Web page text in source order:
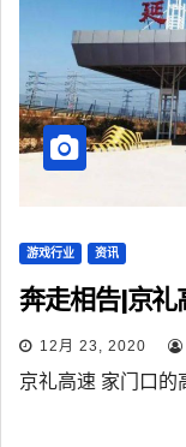
游戏行业 资讯
奔走相告|京礼
12月 23, 2020
京礼高速 家门口